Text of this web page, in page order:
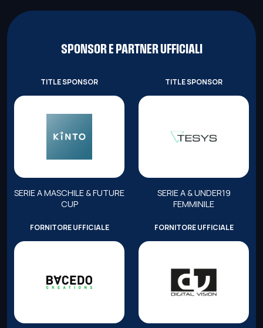
SPONSOR E PARTNER UFFICIALI
TITLE SPONSOR
SERIE A MASCHILE & FUTURE
CUP
TITLE SPONSOR
SERIE A & UNDER19
FEMMINILE
FORNITORE UFFICIALE FORNITORE UFFICIALE